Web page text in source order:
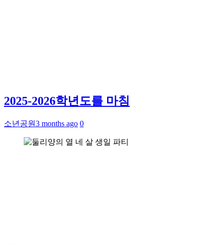
2025-2026학년도를 마침
소년공원3 months ago 0